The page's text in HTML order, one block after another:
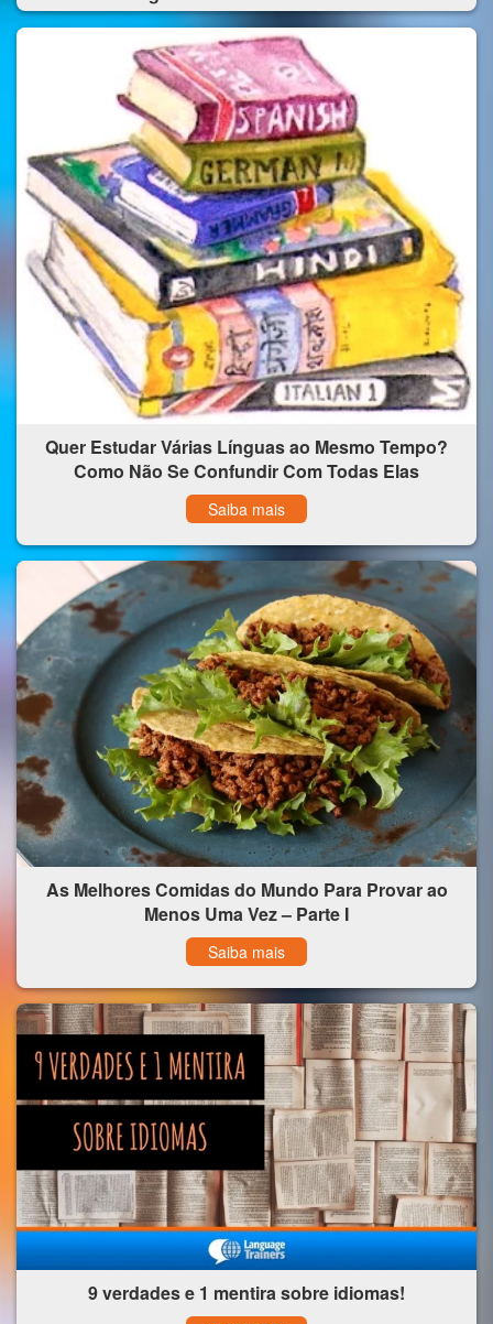
Quer Estudar Várias Línguas ao Mesmo Tempo?
Como Não Se Confundir Com Todas Elas
Saiba mais
As Melhores Comidas do Mundo Para Provar ao
Menos Uma Vez – Parte I
Saiba mais
9 verdades e 1 mentira sobre idiomas!